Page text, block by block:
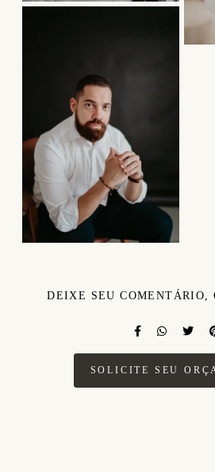
DEIXE SEU COMENTÁRIO,
SOLICITE SEU